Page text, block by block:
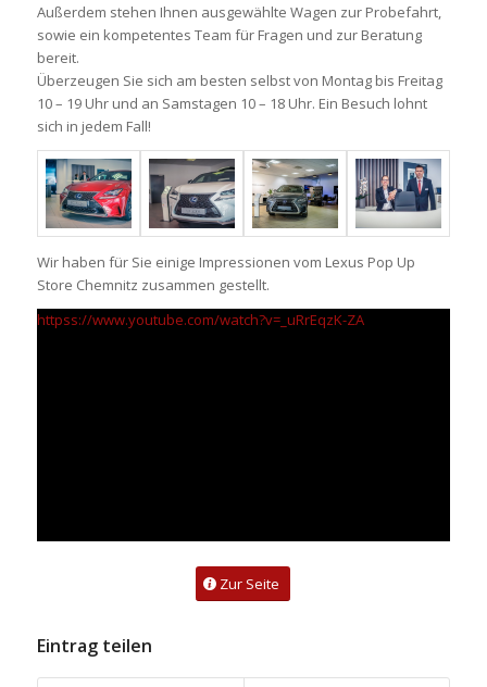
Außerdem stehen Ihnen ausgewählte Wagen zur Probefahrt,
sowie ein kompetentes Team für Fragen und zur Beratung
bereit.
Überzeugen Sie sich am besten selbst von Montag bis Freitag
10 – 19 Uhr und an Samstagen 10 – 18 Uhr. Ein Besuch lohnt
sich in jedem Fall!
Wir haben für Sie einige Impressionen vom Lexus Pop Up
Store Chemnitz zusammen gestellt.
httpss://www.youtube.com/watch?v=_uRrEqzK-ZA
Zur Seite
Eintrag teilen